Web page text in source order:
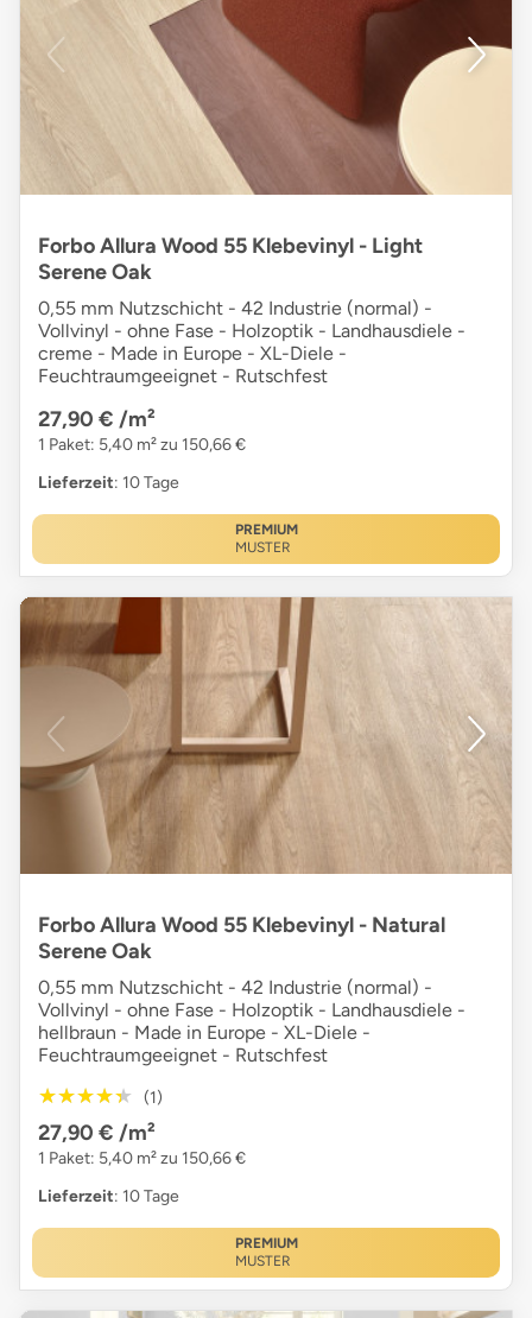
Forbo Allura Wood 55 Klebevinyl - Light
Serene Oak
0,55 mm Nutzschicht - 42 Industrie (normal) -
Vollvinyl - ohne Fase - Holzoptik - Landhausdiele -
creme - Made in Europe - XL-Diele -
Feuchtraumgeeignet - Rutschfest
27,90 € /m²
1 Paket: 5,40 m² zu 150,66 €
Lieferzeit: 10 Tage
PREMIUM
MUSTER
Forbo Allura Wood 55 Klebevinyl - Natural
Serene Oak
0,55 mm Nutzschicht - 42 Industrie (normal) -
Vollvinyl - ohne Fase - Holzoptik - Landhausdiele -
hellbraun - Made in Europe - XL-Diele -
Feuchtraumgeeignet - Rutschfest
★★★★★
★★★★★ (1)
27,90 € /m²
1 Paket: 5,40 m² zu 150,66 €
Lieferzeit: 10 Tage
PREMIUM
MUSTER